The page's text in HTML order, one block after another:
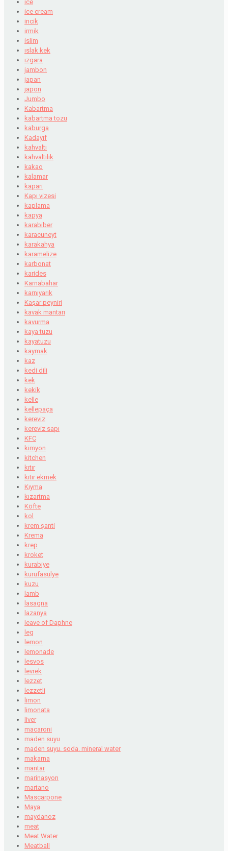
ice
ice cream
incik
irmik
islim
ıslak kek
ızgara
jambon
japan
japon
Jumbo
Kabartma
kabartma tozu
kaburga
Kadayıf
kahvaltı
kahvaltılık
kakao
kalamar
kapari
Kapı vizesi
kaplama
kapya
karabiber
karacuneyt
karakahya
karamelize
karbonat
karides
Karnabahar
karnıyarık
Kaşar peyniri
kavak mantarı
kavurma
kaya tuzu
kayatuzu
kaymak
kaz
kedi dili
kek
kekik
kelle
kellepaça
kereviz
kereviz sapı
KFC
kimyon
kitchen
kıtır
kıtır ekmek
Kıyma
kızartma
Köfte
kol
krem şanti
Krema
krep
kroket
kurabiye
kurufasulye
kuzu
lamb
lasagna
lazanya
leave of Daphne
leg
lemon
lemonade
lesvos
levrek
lezzet
lezzetli
limon
limonata
liver
macaroni
maden suyu
maden suyu. soda. mineral water
makarna
mantar
marinasyon
martano
Mascarpone
Maya
maydanoz
meat
Meat Water
Meatball